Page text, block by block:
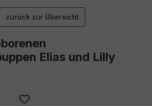
zurück zur Übersicht
Elias und Lilly